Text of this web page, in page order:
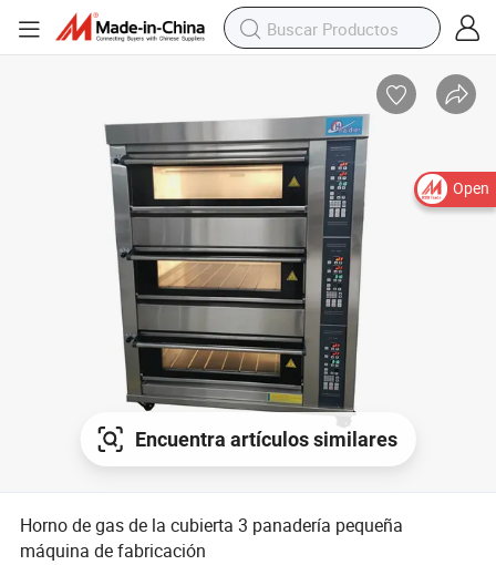
Open
Encuentra artículos similares
Horno de gas de la cubierta 3 panadería pequeña
máquina de fabricación